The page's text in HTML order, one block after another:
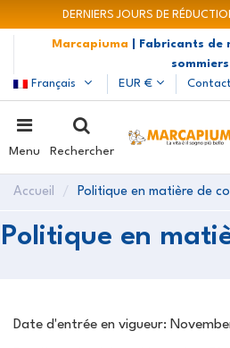
DERNIERS JOURS DE
Marcapiuma
| Fabricants
sommiers
Français
EUR €
Menu Rechercher
Accueil Politique en matière de
Politique en
Date d'entrée en vigueur: